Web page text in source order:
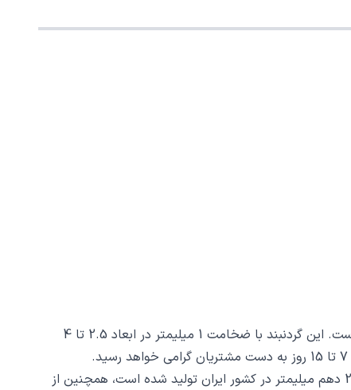
گردنبند ایموجی سیبیل کد 40563 از جنس استیل ضدزنگ و ضد حساسیت با رنگ ثابت توسط زیورآلات نگار طراحی و ساخته شده است. این گردنبند با ضخامت 1 میلیمتر در ابعاد 2.5 تا 4
از دیگر مشخصات گردنبند ایموجی سیبیل کد 40563 ظرافت و دقت ساخت و برش آن است، این محصول با روش برش لیزری و دقت 2 دهم میلیمتر در کشور ایران تولید شده است، همچنین از